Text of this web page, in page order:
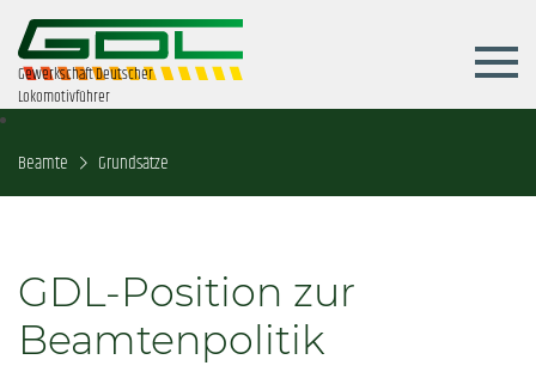
Gewerkschaft Deutscher
Lokomotivführer
Beamte Grundsätze
GDL-Position zur
Beamtenpolitik